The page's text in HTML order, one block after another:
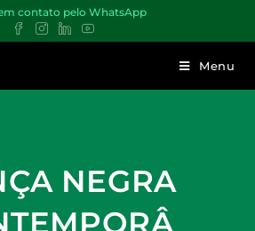
contato pelo WhatsApp
Menu
NEGRA